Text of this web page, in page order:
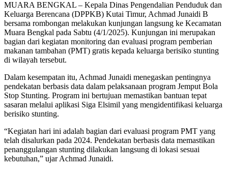
MUARA BENGKAL – Kepala Dinas Pengendalian Penduduk dan
Keluarga Berencana (DPPKB) Kutai Timur, Achmad Junaidi B
bersama rombongan melakukan kunjungan langsung ke Kecamatan
Muara Bengkal pada Sabtu (4/1/2025). Kunjungan ini merupakan
bagian dari kegiatan monitoring dan evaluasi program pemberian
makanan tambahan (PMT) gratis kepada keluarga berisiko stunting
di wilayah tersebut.
Dalam kesempatan itu, Achmad Junaidi menegaskan pentingnya
pendekatan berbasis data dalam pelaksanaan program Jemput Bola
Stop Stunting. Program ini bertujuan memastikan bantuan tepat
sasaran melalui aplikasi Siga Elsimil yang mengidentifikasi keluarga
berisiko stunting.
“Kegiatan hari ini adalah bagian dari evaluasi program PMT yang
telah disalurkan pada 2024. Pendekatan berbasis data memastikan
penanggulangan stunting dilakukan langsung di lokasi sesuai
kebutuhan,” ujar Achmad Junaidi.